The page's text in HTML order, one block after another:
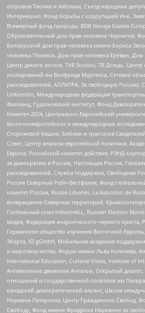
островов Тисима и Хабомаи, Съезд народных
Интернешнл, Фонд борьбы с коррупцией Инк, Завет
Всемирный фонд природы, BDR Novaja Gazeta-
Образовательный дом прав человека Чернигов,
Белорусский дом прав человека имени Бориса
человека Тбилиси, Дом прав человека Ереван, Дом
Центр дикого лосося, TVR Studios, ТВ Дождь, Центр
исследований им Вилфрида Мартенса, Сетевое
расследователей, АЛЛАТРА, За свободную Россию,
UnKremlin, Международная федерация
Финланд, Гудзоновский институт, Фонд
Комитет-2024, Центрально-Европейский
восточноевропейских и международных
Сторожевой башни, Библии и трактатов
Совет, Центр анализа европейской политики,
Европа, Российский комитет действия, РЭНД
за демократию в России, Настоящая Россия,
расследователей, Служба поддержки, Свободная
Россия Северный Рейн-Вестфалия, Фонд
комитет России, Russie-Libertes, La Asocicion de
возвращение Северных территорий,
Глобальный союз IndustriALL, Russian Election
медиа, Федерация анархического черного креста,
Германское общество изучения Восточной
Эберта, XZ gGmbH, Мобильная академия
и миротворчества, Форум имени Льва Копелева,
International Education, Cultural Vistas, Institute of
Антивоенное движение Антальи, Открытый
отношений и государственной политики им
канадский демократический альянс, Школа
Нормана Патерсона, Центр Гражданских Свобод,
Свободу, Фонд имени Фридриха Науманна за